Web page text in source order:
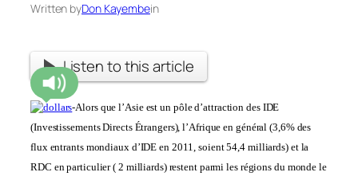
Written byDon Kayembein
Listen to this article
-Alors que l’Asie est un pôle d’attraction des IDE
(Investissements Directs Étrangers), l’Afrique en général (3,6% des
flux entrants mondiaux d’IDE en 2011, soient 54,4 milliards) et la
RDC en particulier ( 2 milliards) restent parmi les régions du monde le